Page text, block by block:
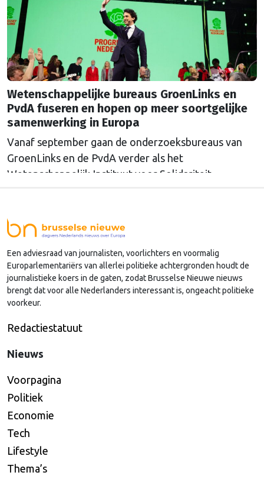
Wetenschappelijke bureaus GroenLinks en
PvdA fuseren en hopen op meer soortgelijke
samenwerking in Europa
Vanaf september gaan de onderzoeksbureaus van
GroenLinks en de PvdA verder als het
Wetenschappelijk Instituut voor Solidariteit.
ineenslaan. "Er zullen nog wel een aantal ego's over
hun schaduw heen moeten springen", zegt zij.
Een adviesraad van journalisten, voorlichters en voormalig
Europarlementariërs van allerlei politieke achtergronden houdt de
journalistieke koers in de gaten, zodat Brusselse Nieuwe nieuws
brengt dat voor alle Nederlanders interessant is, ongeacht politieke
voorkeur.
Redactiestatuut
Nieuws
Voorpagina
Politiek
Economie
Tech
Lifestyle
Thema’s